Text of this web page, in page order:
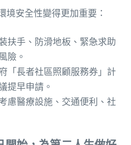
境安全性變得更加重要：
扶手、防滑地板、緊急求助
險。
「長者社區照顧服務券」計
提早申請。
慮醫療設施、交通便利、社